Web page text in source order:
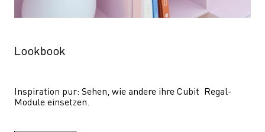
Lookbook
Inspiration pur: Sehen, wie andere ihre Cubit  Regal-
Module einsetzen.